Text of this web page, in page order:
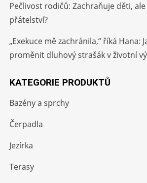
Pečlivost rodičů: Zachraňuje děti,
přátelství?
„Exekuce mě zachránila,“ říká Hana:
proměnit dluhový strašák v životní
KATEGORIE PRODUKTŮ
Bazény a sprchy
Čerpadla
Jezírka
Terasy